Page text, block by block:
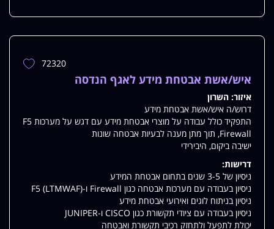
הוספת
72320
איש/אשת אבטחת מידע לאגף הנדסה
איזור: השרון
דרוש/ה איש/אשת אבטחת מידע
התפקיד כולל עבודה על מוצרי אבטחת מידע עם דגש על מערכות F5
Firewall, תוך מתן מענה לבעיות אבטחה שונות
ישיבה ביקום, היבירידי
דרישות:
ניסיון של 3-5 שנים בתחום אבטחת המידע
ניסיון בעבודה עם מערכות אבטחה כגון Firewall ו-F5 (LTMWAF)
ניסיון בניתוח לוגים ואירועי אבטחת מידע
ניסיון בעבודה עם ציודי תקשורת כגון CISCO ו-JUNIPER
יכולת לתפעל ולתחזק רכיבי תקשורת ואבטחה